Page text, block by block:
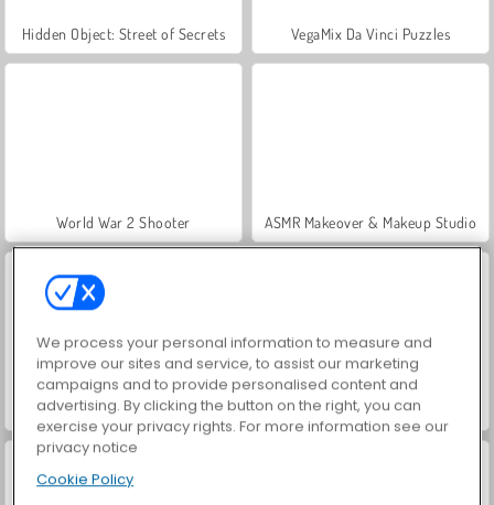
Hidden Object: Street of Secrets VegaMix Da Vinci Puzzles
World War 2 Shooter ASMR Makeover & Makeup Studio
Farm Merge Valley Car Parking City Duel
We process your personal information to measure and
improve our sites and service, to assist our marketing
campaigns and to provide personalised content and
advertising. By clicking the button on the right, you can
exercise your privacy rights. For more information see our
privacy notice
Cookie Policy